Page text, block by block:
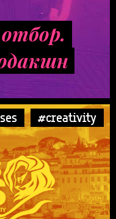
#creativity